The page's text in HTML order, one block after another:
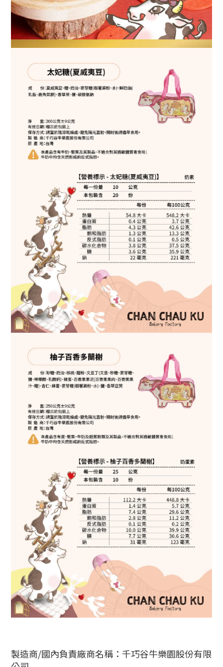
製造商/國內負責廠商名稱：千巧谷牛樂園股份有限